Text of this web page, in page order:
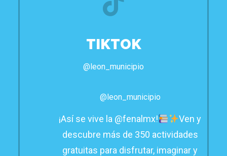
TIKTOK
@leon_municipio
@leon_municipio
¡Así se vive la @fenalmx!
Ven y
descubre más de 350 actividades
gratuitas para disfrutar, imaginar y